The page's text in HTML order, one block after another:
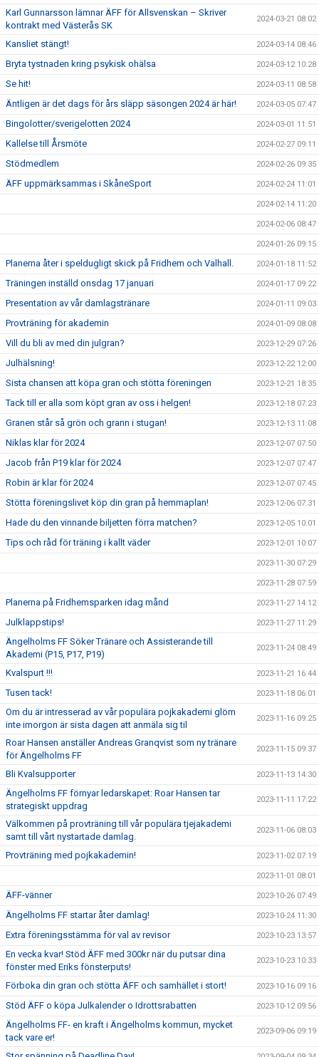
Karl Gunnarsson lämnar ÄFF för Allsvenskan – Skriver
kontrakt med Västerås SK
2024-03-21 08:02
Kansliet stängt! 2024-03-14 08:46
Bryta tystnaden kring psykisk ohälsa 2024-03-12 10:28
Se hit! 2024-03-11 08:58
Äntligen är det dags för års släpp säsongen 2024 är här! 2024-03-05 07:47
Bingolotter/sverigelotten 2024 2024-03-01 11:51
Kallelse till Årsmöte 2024-02-27 09:11
Stödmedlem 2024-02-26 09:35
ÄFF uppmärksammas i SkåneSport 2024-02-24 11:01
2024-02-14 11:20
2024-02-06 08:47
2024-01-26 09:15
Planerna åter i speldugligt skick på Fridhem och Valhall. 2024-01-18 11:52
Träningen inställd onsdag 17 januari 2024-01-17 09:22
Presentation av vår damlagstränare 2024-01-11 09:03
Provträning för akademin 2024-01-09 08:08
Vill du bli av med din julgran? 2023-12-29 07:26
Julhälsning! 2023-12-22 12:00
Sista chansen att köpa gran och stötta föreningen 2023-12-21 18:35
Tack till er alla som köpt gran av oss i helgen! 2023-12-18 07:23
Granen står så grön och grann i stugan! 2023-12-13 11:08
Niklas klar för 2024 2023-12-07 07:50
Jacob från P19 klar för 2024 2023-12-07 07:47
Robin är klar för 2024 2023-12-07 07:45
Stötta föreningslivet köp din gran på hemmaplan! 2023-12-06 07:31
Hade du den vinnande biljetten förra matchen? 2023-12-05 10:01
Tips och råd för träning i kallt väder 2023-12-01 10:07
2023-11-30 07:29
2023-11-28 07:59
Planerna på Fridhemsparken idag månd 2023-11-27 14:12
Julklappstips! 2023-11-27 11:29
Ängelholms FF Söker Tränare och Assisterande till
Akademi (P15, P17, P19)
2023-11-24 08:49
Kvalspurt !!! 2023-11-21 16:44
Tusen tack! 2023-11-18 06:01
Om du är intresserad av vår populära pojkakademi glöm
inte imorgon är sista dagen att anmäla sig til
2023-11-16 09:25
Roar Hansen anställer Andreas Granqvist som ny tränare
för Ängelholms FF
2023-11-15 09:37
Bli Kvalsupporter 2023-11-13 14:30
Ängelholms FF förnyar ledarskapet: Roar Hansen tar
strategiskt uppdrag
2023-11-11 17:22
Välkommen på provträning till vår populära tjejakademi
samt till vårt nystartade damlag.
2023-11-06 08:03
Provträning med pojkakademin! 2023-11-02 07:19
2023-11-01 08:01
ÄFF-vänner 2023-10-26 07:49
Ängelholms FF startar åter damlag! 2023-10-24 11:30
Extra föreningsstämma för val av revisor 2023-10-23 13:57
En vecka kvar! Stöd ÄFF med 300kr när du putsar dina
fönster med Eriks fönsterputs!
2023-10-23 10:33
Förboka din gran och stötta ÄFF och samhället i stort! 2023-10-16 09:16
Stöd ÄFF o köpa Julkalender o Idrottsrabatten 2023-10-12 09:56
Ängelholms FF- en kraft i Ängelholms kommun, mycket
tack vare er!
2023-09-06 09:19